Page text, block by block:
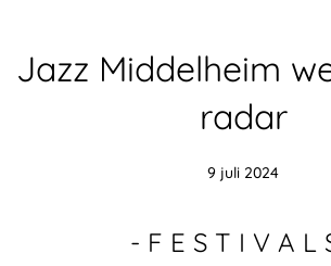
Jazz Middelheim
radar
9 juli 2024
- F E S T I V A L